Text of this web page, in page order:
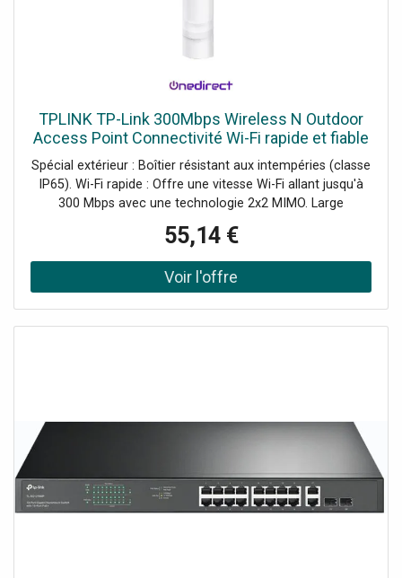
TPLINK TP-Link 300Mbps Wireless N Outdoor
Access Point Connectivité Wi-Fi rapide et fiable
en extérieur !
Spécial extérieur : Boîtier résistant aux intempéries (classe
IP65). Wi-Fi rapide : Offre une vitesse Wi-Fi allant jusqu'à
300 Mbps avec une technologie 2x2 MIMO. Large
couverture : Dispose d'un amplificateur de haute
puissance dédié et d'antennes professionnelles pour une
portée étendue. Demander un audit de connectivité !
55,14 €